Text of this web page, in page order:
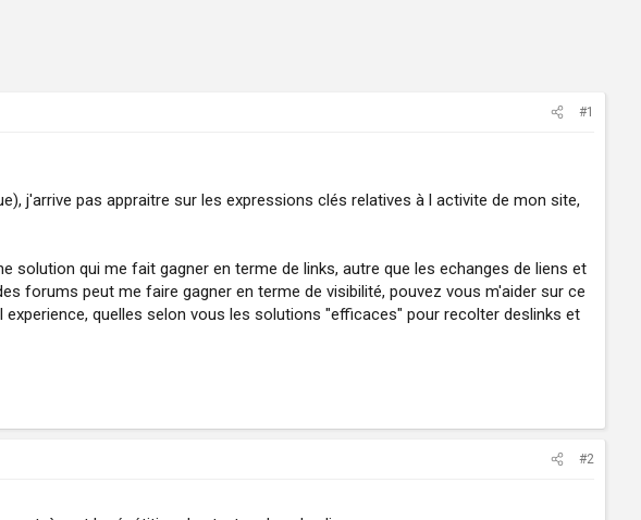
#1
j'arrive pas appraitre sur les expressions clés relatives à l activite de mon site,
solution qui me fait gagner en terme de links, autre que les echanges de liens et
forums peut me faire gagner en terme de visibilité, pouvez vous m'aider sur ce
quelles selon vous les solutions "efficaces" pour recolter deslinks et
#2